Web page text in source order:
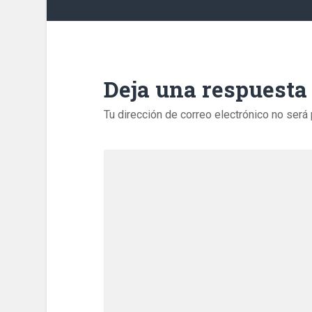
Deja una respuesta
Tu dirección de correo electrónico no será